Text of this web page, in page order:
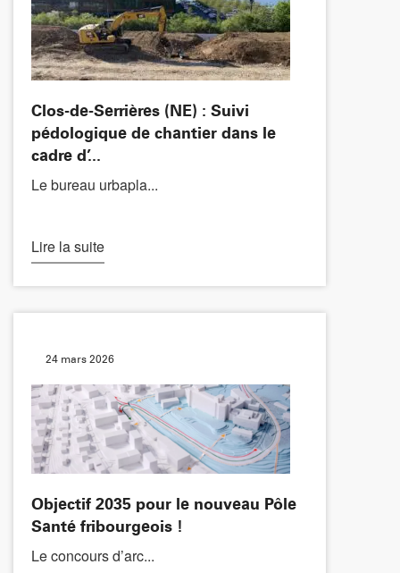
Clos-de-Serrières (NE) : Suivi
pédologique de chantier dans le
cadre d’...
Le bureau urbapla...
Lire la suite
24 mars 2026
Objectif 2035 pour le nouveau Pôle
Santé fribourgeois !
Le concours d’arc...